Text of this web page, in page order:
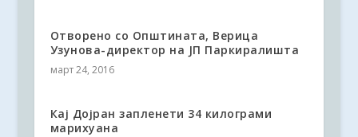
Отворено со Општината, Верица
Узунова-директор на ЈП Паркиралишта
март 24, 2016
Кај Дојран запленети 34 килограми
марихуана